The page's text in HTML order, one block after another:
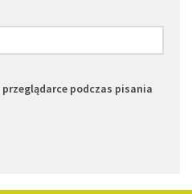
podczas pisania